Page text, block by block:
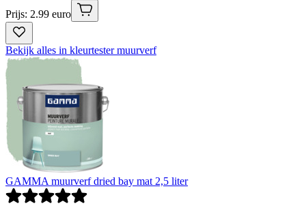
Prijs: 2.99 euro
Bekijk alles in kleurtester muurverf
GAMMA muurverf dried bay mat 2,5 liter